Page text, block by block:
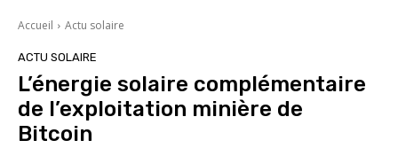
Accueil Actu solaire
ACTU SOLAIRE
L’énergie solaire complémentaire
de l’exploitation minière de
Bitcoin